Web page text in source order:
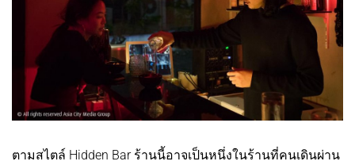
ตามสไตล์ Hidden Bar ร้านนี้อาจเป็นหนึ่งในร้านที่คนเดินผ่าน